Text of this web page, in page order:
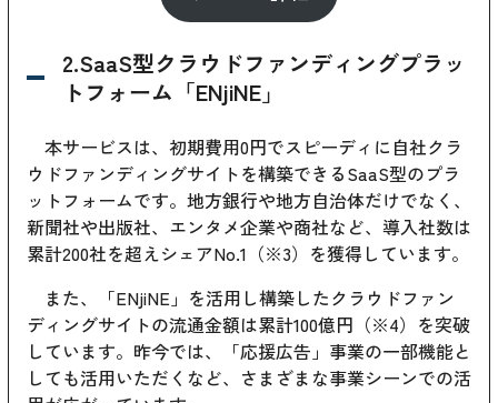
2.SaaS型クラウドファンディングプラッ
トフォーム「ENjiNE」
本サービスは、初期費用0円でスピーディに自社クラ
ウドファンディングサイトを構築できるSaaS型のプラ
ットフォームです。地方銀行や地方自治体だけでなく、
新聞社や出版社、エンタメ企業や商社など、導入社数は
累計200社を超えシェアNo.1（※3）を獲得しています。
また、「ENjiNE」を活用し構築したクラウドファン
ディングサイトの流通金額は累計100億円（※4）を突破
しています。昨今では、「応援広告」事業の一部機能と
しても活用いただくなど、さまざまな事業シーンでの活